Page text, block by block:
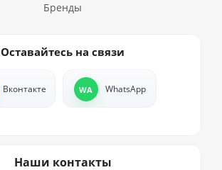
Бренды
Оставайтесь на связи
Вконтакте WhatsApp
Наши контакты